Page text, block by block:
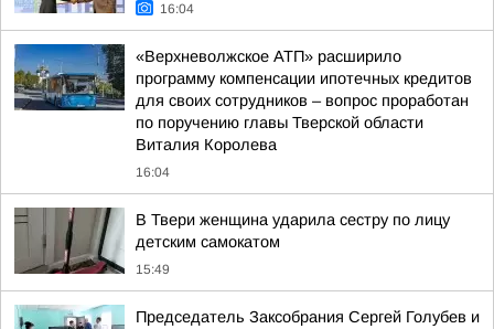
16:04
«Верхневолжское АТП» расширило
программу компенсации ипотечных кредитов
для своих сотрудников – вопрос проработан
по поручению главы Тверской области
Виталия Королева
16:04
В Твери женщина ударила сестру по лицу
детским самокатом
15:49
Председатель Заксобрания Сергей Голубев и